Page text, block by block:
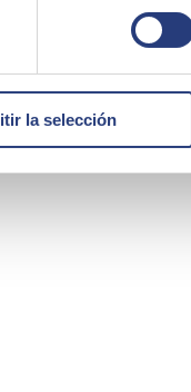
la selección